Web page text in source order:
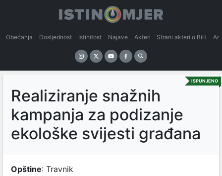
Obećanja Dosljednost Istinitost Najave Akteri Strani akteri o BiH
ISPUNJENO
Realiziranje snažnih
kampanja za podizanje
ekološke svijesti građana
Opštine: Travnik